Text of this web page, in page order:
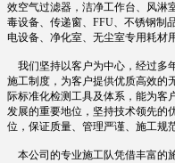
效空气过滤器，洁净工作台、风淋
毒设备、传递窗、FFU、不锈钢制
电设备、净化室、无尘室专用耗材
我们坚持以客户为中心，经过多
施工制度，为客户提供优质高效的
际标准化检测工具及体系，能为客
发展的重要地位，坚持技术领先的
位，保证质量、管理严谨、施工规
本公司的专业施工队凭借丰富的